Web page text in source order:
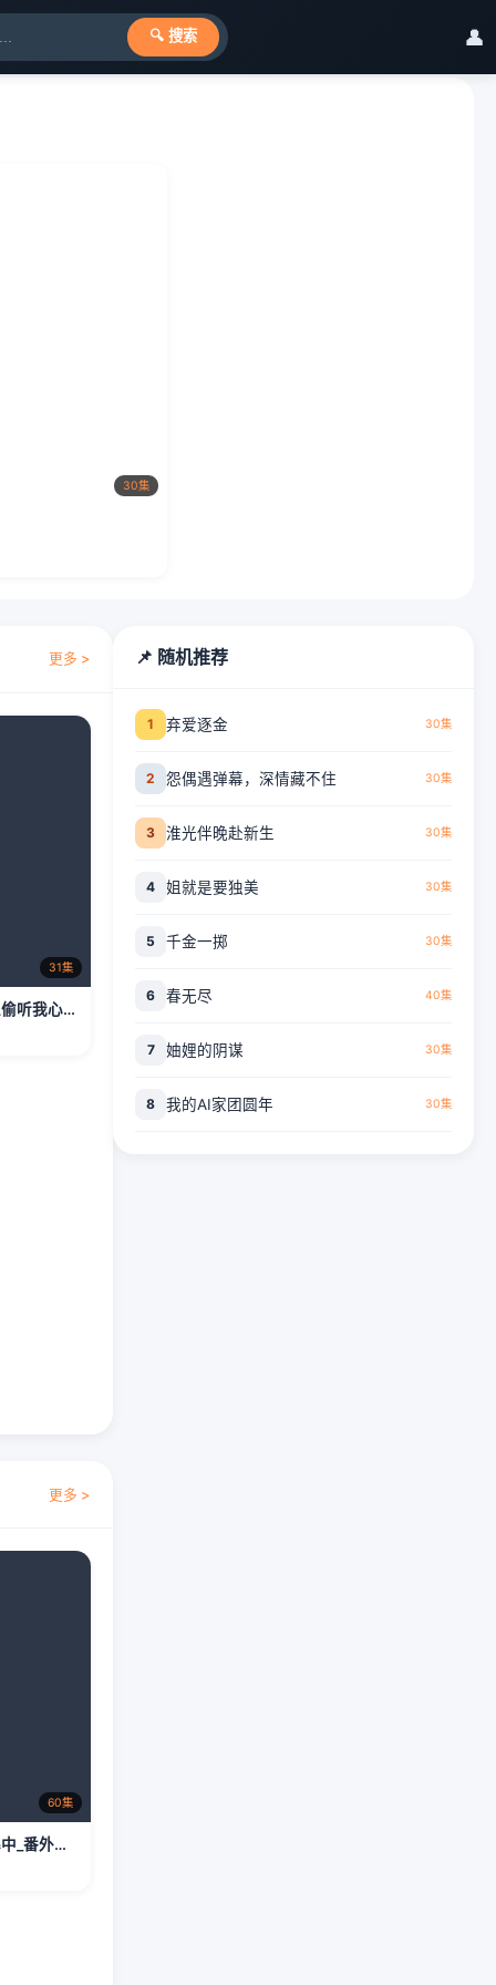
🔍 搜索 👤
30集
更多 >
31集
谁懂啊！男主偷听我心声后争着宠我
更多 >
60集
我在舆论风暴中_番外彩蛋
📌 随机推荐
1 弃爱逐金 30集
2 怨偶遇弹幕，深情藏不住 30集
3 淮光伴晚赴新生 30集
4 姐就是要独美 30集
5 千金一掷 30集
6 春无尽 40集
7 妯娌的阴谋 30集
8 我的AI家团圆年 30集